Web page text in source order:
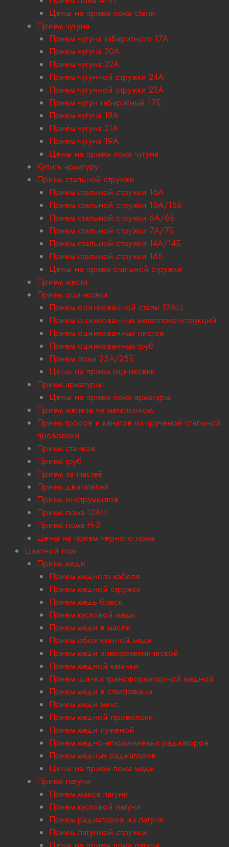
Цены на прием лома стали
Прием чугуна
Прием чугуна габаритного 17A
Прием чугуна 20А
Прием чугуна 22А
Прием чугунной стружки 24А
Прием чугунной стружки 23А
Прием чугун габаритный 17Б
Прием чугуна 18A
Приём чугуна 21А
Прием чугуна 19А
Цены на прием лома чугуна
Купить арматуру
Прием стальной стружки
Прием стальной стружки 16А
Прием стальной стружки 15А/15Б
Прием стальной стружки 6А/6Б
Прием стальной стружки 7А/7Б
Прием стальной стружки 14А/14Б
Прием стальной стружки 16Б
Цены на прием стальной стружки
Прием жести
Прием оцинковки
Прием оцинкованной стали 12АЦ
Прием оцинкованных металлоконструкций
Прием оцинкованных листов
Прием оцинкованных труб
Прием лома 25А/25Б
Цены на прием оцинковки
Прием арматуры
Цены на прием лома арматуры
Прием железа на металлолом
Прием тросов и канатов из крученой стальной
проволоки
Прием станков
Прием труб
Прием запчастей
Прием двигателей
Прием инструментов
Прием лома 12АН
Прием лома H-3
Цены на прием черного лома
Цветной лом
Прием меди
Прием медного кабеля
Прием медной стружки
Прием медь блеск
Прием кусковой меди
Прием меди в масле
Прием обожженной меди
Прием меди электротехнической
Прием медной катанки
Прием шинки трансформаторной медной
Прием меди в стеклоткани
Прием меди микс
Прием медной проволоки
Прием меди луженой
Прием медно-алюминиевых радиаторов
Прием медных радиаторов
Цены на прием лома меди
Прием латуни
Прием микса латуни
Прием кусковой латуни
Прием радиаторов из латуни
Прием латунной стружки